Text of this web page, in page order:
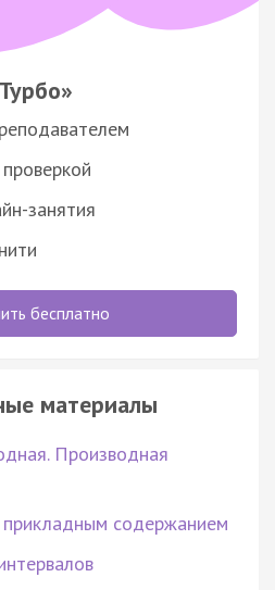
занятия
бесплатно
материалы
Производная
содержанием